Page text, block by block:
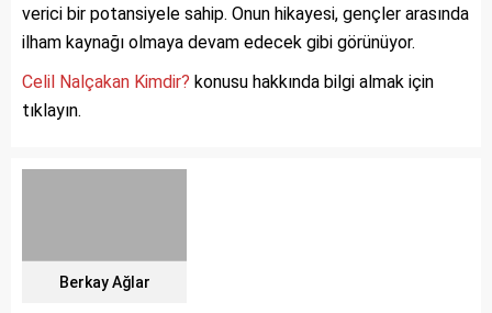
verici bir potansiyele sahip. Onun hikayesi, gençler arasında
ilham kaynağı olmaya devam edecek gibi görünüyor.
Celil Nalçakan Kimdir? konusu hakkında bilgi almak için
tıklayın.
Berkay Ağlar